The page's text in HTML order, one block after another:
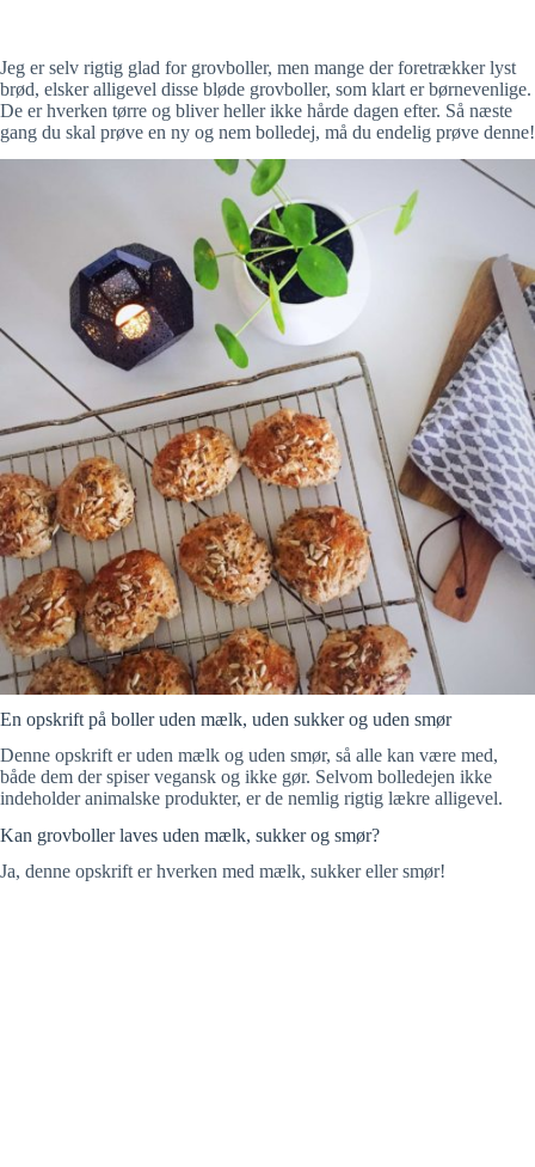
Jeg er selv rigtig glad for grovboller, men mange der foretrækker lyst
brød, elsker alligevel disse bløde grovboller, som klart er børnevenlige.
De er hverken tørre og bliver heller ikke hårde dagen efter. Så næste
gang du skal prøve en ny og nem bolledej, må du endelig prøve denne!
En opskrift på boller uden mælk, uden sukker og uden smør
Denne opskrift er uden mælk og uden smør, så alle kan være med,
både dem der spiser vegansk og ikke gør. Selvom bolledejen ikke
indeholder animalske produkter, er de nemlig rigtig lækre alligevel.
Kan grovboller laves uden mælk, sukker og smør?
Ja, denne opskrift er hverken med mælk, sukker eller smør!